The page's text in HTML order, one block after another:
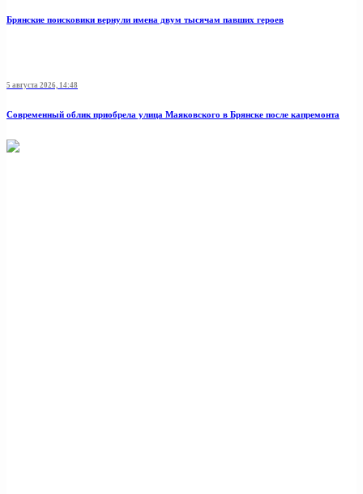
Брянские поисковики вернули имена двум тысячам павших героев
5 августа 2026, 14:48
Современный облик приобрела улица Маяковского в Брянске после капремонта